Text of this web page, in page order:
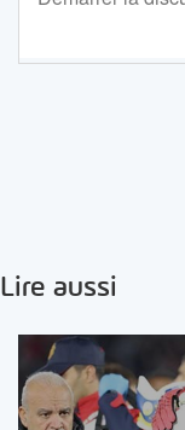
Lire aussi